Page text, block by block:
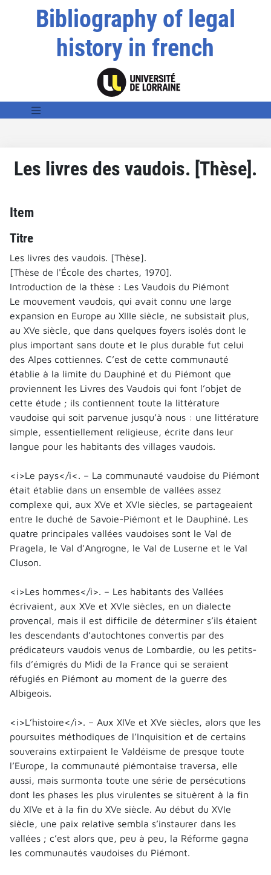
Bibliography of legal
history in french
Les livres des vaudois. [Thèse].
Item
Titre
Les livres des vaudois. [Thèse].
[Thèse de l'École des chartes, 1970].
Introduction de la thèse : Les Vaudois du Piémont
Le mouvement vaudois, qui avait connu une large
expansion en Europe au XIIIe siècle, ne subsistait plus,
au XVe siècle, que dans quelques foyers isolés dont le
plus important sans doute et le plus durable fut celui
des Alpes cottiennes. C’est de cette communauté
établie à la limite du Dauphiné et du Piémont que
proviennent les Livres des Vaudois qui font l’objet de
cette étude ; ils contiennent toute la littérature
vaudoise qui soit parvenue jusqu’à nous : une littérature
simple, essentiellement religieuse, écrite dans leur
langue pour les habitants des villages vaudois.
<i>Le pays</i<. – La communauté vaudoise du Piémont
était établie dans un ensemble de vallées assez
complexe qui, aux XVe et XVIe siècles, se partageaient
entre le duché de Savoie-Piémont et le Dauphiné. Les
quatre principales vallées vaudoises sont le Val de
Pragela, le Val d’Angrogne, le Val de Luserne et le Val
Cluson.
<i>Les hommes</i>. – Les habitants des Vallées
écrivaient, aux XVe et XVIe siècles, en un dialecte
provençal, mais il est difficile de déterminer s’ils étaient
les descendants d’autochtones convertis par des
prédicateurs vaudois venus de Lombardie, ou les petits-
fils d’émigrés du Midi de la France qui se seraient
réfugiés en Piémont au moment de la guerre des
Albigeois.
<i>L’histoire</i>. – Aux XIVe et XVe siècles, alors que les
poursuites méthodiques de l’Inquisition et de certains
souverains extirpaient le Valdéisme de presque toute
l’Europe, la communauté piémontaise traversa, elle
aussi, mais surmonta toute une série de persécutions
dont les phases les plus virulentes se situèrent à la fin
du XIVe et à la fin du XVe siècle. Au début du XVIe
siècle, une paix relative sembla s’instaurer dans les
vallées ; c’est alors que, peu à peu, la Réforme gagna
les communautés vaudoises du Piémont.